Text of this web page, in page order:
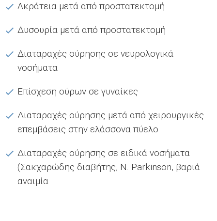
Ακράτεια μετά από προστατεκτομή
Δυσουρία μετά από προστατεκτομή
Διαταραχές ούρησης σε νευρολογικά
νοσήματα
Επίσχεση ούρων σε γυναίκες
Διαταραχές ούρησης μετά από χειρουργικές
επεμβάσεις στην ελάσσονα πύελο
Διαταραχές ούρησης σε ειδικά νοσήματα
(Σακχαρώδης διαβήτης, Ν. Parkinson, βαριά
αναιμία